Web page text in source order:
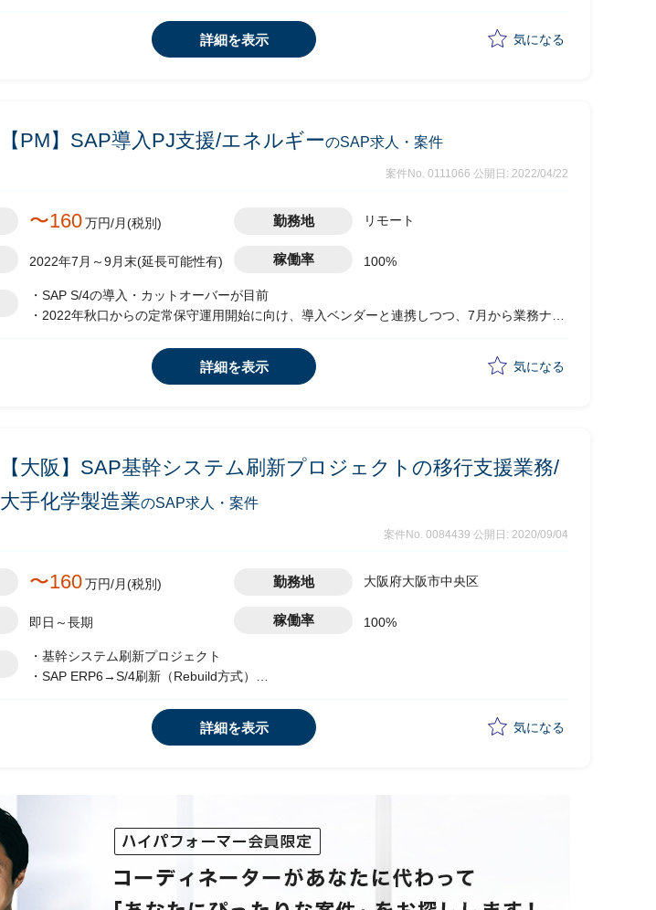
・その他付随業務を実施想定
詳細を表示 気になる
【PM】SAP導入PJ支援/エネルギーのSAP求人・案件
案件No. 0111066 公開日: 2022/04/22
〜160万円/月(税別) 勤務地 リモート
2022年7月～9月末(延長可能性有) 稼働率 100%
・SAP S/4の導入・カットオーバーが目前
・2022年秋口からの定常保守運用開始に向け、導入ベンダーと連携しつつ、7月から業務ナレ
・案件自体は、2024年まで続く予定
詳細を表示 気になる
【大阪】SAP基幹システム刷新プロジェクトの移行支援業務/
大手化学製造業のSAP求人・案件
案件No. 0084439 公開日: 2020/09/04
〜160万円/月(税別) 勤務地 大阪府大阪市中央区
即日～長期 稼働率 100%
・基幹システム刷新プロジェクト
・SAP ERP6→S/4刷新（Rebuild方式）
詳細を表示 気になる